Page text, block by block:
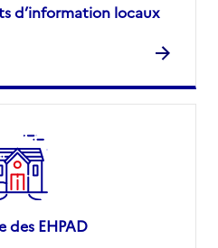
d’information locaux
des EHPAD